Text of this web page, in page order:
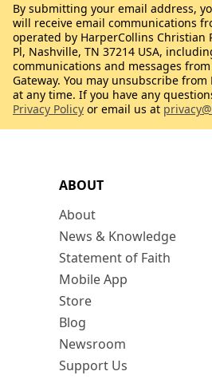
ABOUT
About
News & Knowledge
Statement of Faith
Mobile App
Store
Blog
Newsroom
Support Us
By submitting your email address,
will receive email communications
operated by HarperCollins Christian
Pl, Nashville, TN 37214 USA,
communications and messages
Gateway. You may unsubscribe from
at any time. If you have any
Privacy Policy or email us at